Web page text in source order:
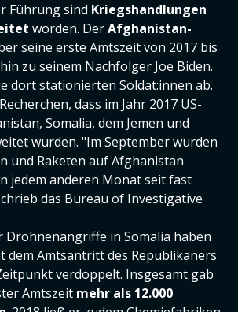
Führung sind Kriegshandlungen
worden. DerAfghanistan-
seine erste Amtszeit von 2017 bis
zu seinem Nachfolger Joe Biden.
dort stationierten Soldat:innen ab.
dass im Jahr 2017 US-
Somalia, dem Jemen und
wurden. "Im September wurden
und Raketen auf Afghanistan
jedem anderen Monat seit fast
das Bureau of Investigative
Drohnenangriffe in Somalia haben
dem Amtsantritt des Republikaners
verdoppelt. Insgesamt gab
Amtszeit mehr als 12.000